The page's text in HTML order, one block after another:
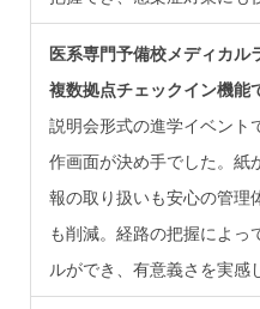
医系専門予備校メディカル
複数拠点チェックイン機能
説明会形式の進学イベント
作画面が決め手でした。紙
報の取り扱いも安心の管理
も削減。経路の把握によっ
ルができ、有意義さを実感